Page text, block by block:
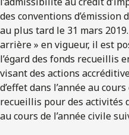
des conventions d’émission
au plus tard le 31 mars
arrière » en vigueur, il est
l’égard des fonds recueillis
visant des actions
d’effet dans l’année au
recueillis pour des activités
au cours de l’année civile